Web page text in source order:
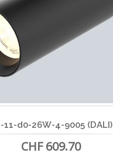
11-d0-26W-4-9005 (DALI)
CHF 609.70